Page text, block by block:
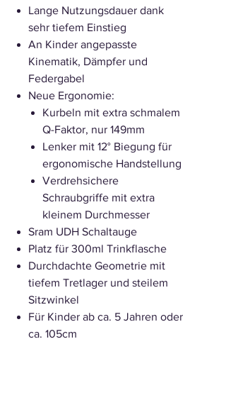
Lange Nutzungsdauer dank
sehr tiefem Einstieg
An Kinder angepasste
Kinematik, Dämpfer und
Federgabel
Neue Ergonomie:
Kurbeln mit extra schmalem
Q-Faktor, nur 149mm
Lenker mit 12° Biegung für
ergonomische Handstellung
Verdrehsichere
Schraubgriffe mit extra
kleinem Durchmesser
Sram UDH Schaltauge
Platz für 300ml Trinkflasche
Durchdachte Geometrie mit
tiefem Tretlager und steilem
Sitzwinkel
Für Kinder ab ca. 5 Jahren oder
ca. 105cm